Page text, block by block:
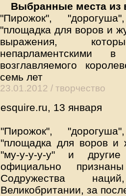
Выбранные места из
"Пирожок",
"площадка для воров и
выражения,
непарламентскими
возглавляемого
семь лет
23.01.2012 / творчество
esquire.ru, 13 января
"Пирожок",
"площадка для воров и
"му-у-у-у-у" и
официально
Содружества
Великобритании, за